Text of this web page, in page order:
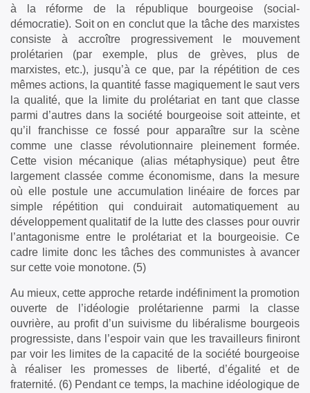
à la réforme de la république bourgeoise (social-
démocratie). Soit on en conclut que la tâche des marxistes
consiste à accroître progressivement le mouvement
prolétarien (par exemple, plus de grèves, plus de
marxistes, etc.), jusqu’à ce que, par la répétition de ces
mêmes actions, la quantité fasse magiquement le saut vers
la qualité, que la limite du prolétariat en tant que classe
parmi d’autres dans la société bourgeoise soit atteinte, et
qu’il franchisse ce fossé pour apparaître sur la scène
comme une classe révolutionnaire pleinement formée.
Cette vision mécanique (alias métaphysique) peut être
largement classée comme économisme, dans la mesure
où elle postule une accumulation linéaire de forces par
simple répétition qui conduirait automatiquement au
développement qualitatif de la lutte des classes pour ouvrir
l’antagonisme entre le prolétariat et la bourgeoisie. Ce
cadre limite donc les tâches des communistes à avancer
sur cette voie monotone. (5)
Au mieux, cette approche retarde indéfiniment la promotion
ouverte de l’idéologie prolétarienne parmi la classe
ouvrière, au profit d’un suivisme du libéralisme bourgeois
progressiste, dans l’espoir vain que les travailleurs finiront
par voir les limites de la capacité de la société bourgeoise
à réaliser les promesses de liberté, d’égalité et de
fraternité. (6) Pendant ce temps, la machine idéologique de